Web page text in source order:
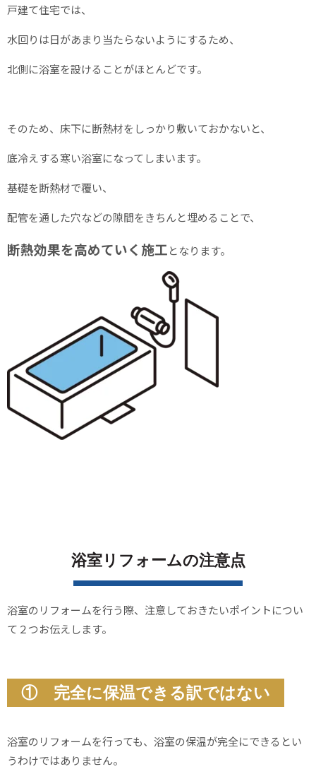
戸建て住宅では、
水回りは日があまり当たらないようにするため、
北側に浴室を設けることがほとんどです。
そのため、床下に断熱材をしっかり敷いておかないと、
底冷えする寒い浴室になってしまいます。
基礎を断熱材で覆い、
配管を通した穴などの隙間をきちんと埋めることで、
断熱効果を高めていく施工となります。
浴室リフォームの注意点
浴室のリフォームを行う際、注意しておきたいポイントについ
て２つお伝えします。
① 完全に保温できる訳ではない
浴室のリフォームを行っても、浴室の保温が完全にできるとい
うわけではありません。